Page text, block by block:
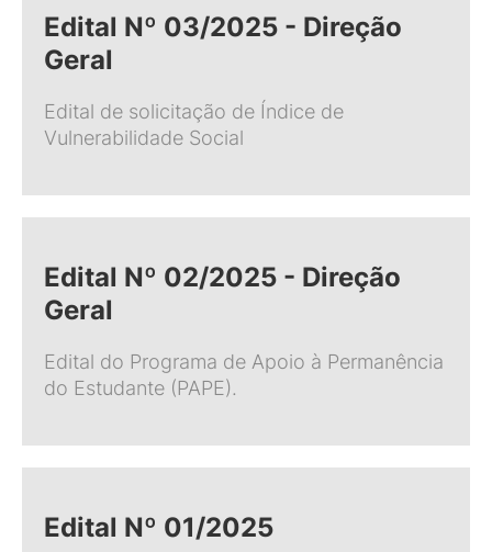
Edital Nº 03/2025 - Direção
Geral
Edital de solicitação de Índice de
Vulnerabilidade Social
Edital Nº 02/2025 - Direção
Geral
Edital do Programa de Apoio à Permanência
do Estudante (PAPE).
Edital Nº 01/2025